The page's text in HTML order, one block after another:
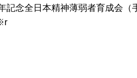
念全日本精神薄弱者育成会（